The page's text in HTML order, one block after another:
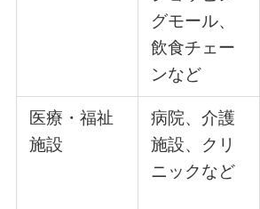
グモール、
飲食チェー
ンなど
医療・福祉
施設
病院、介護
施設、クリ
ニックなど